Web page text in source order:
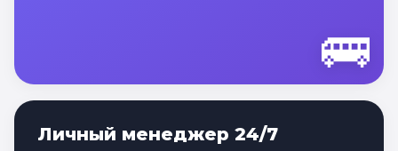
🚌
Личный менеджер 24/7